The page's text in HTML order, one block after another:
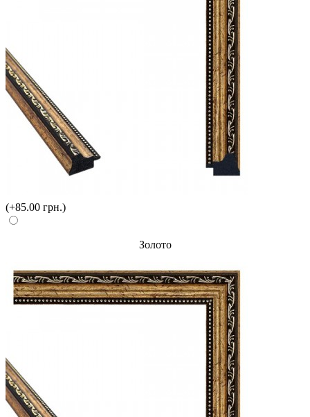
(+85.00 грн.)
Золото